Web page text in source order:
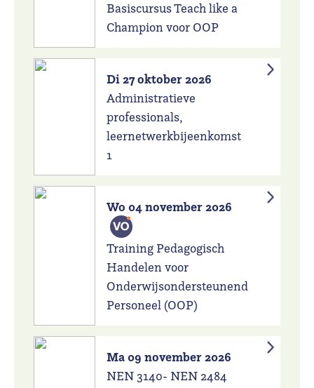
Basiscursus Teach like a
Champion voor OOP
Di 27 oktober 2026
Administratieve
professionals,
leernetwerkbijeenkomst
1
Wo 04 november 2026
Training Pedagogisch
Handelen voor
Onderwijsondersteunend
Personeel (OOP)
Ma 09 november 2026
NEN 3140- NEN 2484